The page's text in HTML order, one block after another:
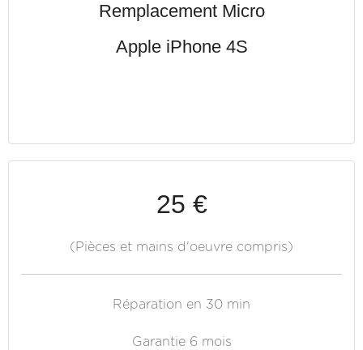
Remplacement Micro
Apple iPhone 4S
25 €
(Pièces et mains d'oeuvre compris)
Réparation en 30 min
Garantie 6 mois